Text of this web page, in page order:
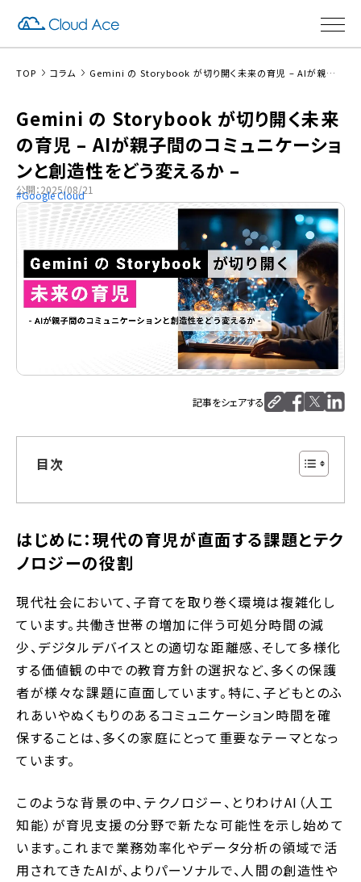
TOP コラム Gemini の Storybook が切り開く未来の育児 – AIが親子間のコミュニケーションと創造性をどう変えるか –
Gemini の Storybook が切り開く未来
の育児 – AIが親子間のコミュニケーショ
ンと創造性をどう変えるか –
公開：2025/08/21
Google Cloud
記事をシェアする
目次
はじめに：現代の育児が直面する課題とテク
ノロジーの役割
現代社会において、子育てを取り巻く環境は複雑化し
ています。共働き世帯の増加に伴う可処分時間の減
少、デジタルデバイスとの適切な距離感、そして多様化
する価値観の中での教育方針の選択など、多くの保護
者が様々な課題に直面しています。特に、子どもとのふ
れあいやぬくもりのあるコミュニケーション時間を確
保することは、多くの家庭にとって重要なテーマとなっ
ています。
このような背景の中、テクノロジー、とりわけAI（人工
知能）が育児支援の分野で新たな可能性を示し始めて
います。これまで業務効率化やデータ分析の領域で活
用されてきたAIが、よりパーソナルで、人間の創造性や